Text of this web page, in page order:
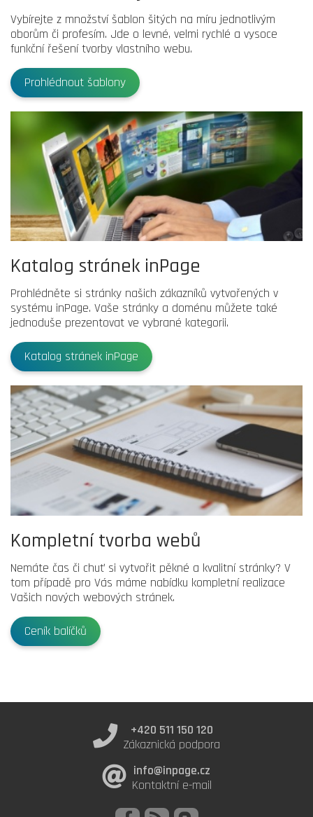
Vybírejte z množství šablon šitých na míru jednotlivým
oborům či profesím. Jde o levné, velmi rychlé a vysoce
funkční řešení tvorby vlastního webu.
Prohlédnout šablony
Katalog stránek inPage
Prohlédněte si stránky našich zákazníků vytvořených v
systému inPage. Vaše stránky a doménu můžete také
jednoduše prezentovat ve vybrané kategorii.
Katalog stránek inPage
Kompletní tvorba webů
Nemáte čas či chuť si vytvořit pěkné a kvalitní stránky? V
tom případě pro Vás máme nabídku kompletní realizace
Vašich nových webových stránek.
Ceník balíčků
+420 511 150 120
Zákaznická podpora
info@inpage.cz
Kontaktní e-mail